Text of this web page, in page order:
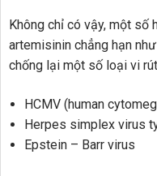
Không chỉ có vậy, một
artemisinin chẳng hạn
chống lại một số loại vi
HCMV (human
Herpes simplex virus
Epstein – Barr virus